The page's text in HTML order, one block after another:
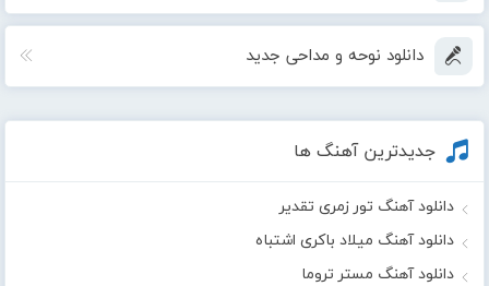
دانلود نوحه و مداحی جدید
جدیدترین آهنگ ها
دانلود آهنگ تور زمری تقدیر
دانلود آهنگ میلاد باکری اشتباه
دانلود آهنگ مستر تروما